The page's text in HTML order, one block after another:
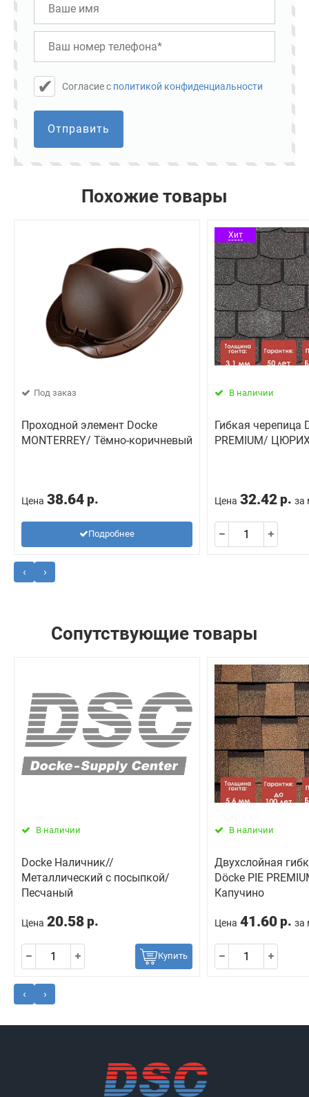
Cогласие с политикой конфиденциальности
Отправить
Похожие товары
Под заказ
Проходной элемент Docke
MONTERREY/ Тёмно-коричневый
Цена 38.64 р.
Подробнее
Хит
В наличии
Гибкая черепица
PREMIUM/
Цена 32.42 р. за
‹ ›
Сопутствующие товары
В наличии
Docke Наличник//
Металлический с посыпкой/
Песчаный
Цена 20.58 р.
Купить
В наличии
Двухслойная
Döcke PIE
Капучино
Цена 41.60 р. за
‹ ›